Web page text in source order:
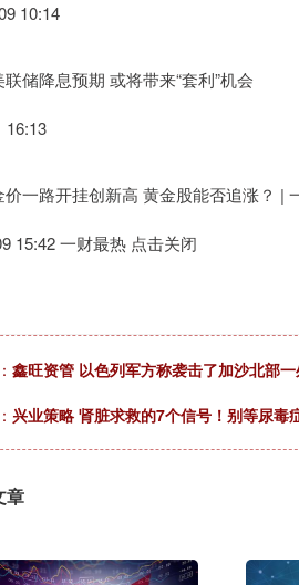
10:14
储降息预期 或将带来“套利”机会
16:13
价一路开挂创新高 黄金股能否追涨？ |
15:42 一财最热 点击关闭
鑫旺资管 以色列军方称袭击了加沙北部
兴业策略 肾脏求救的7个信号！别等尿毒
章